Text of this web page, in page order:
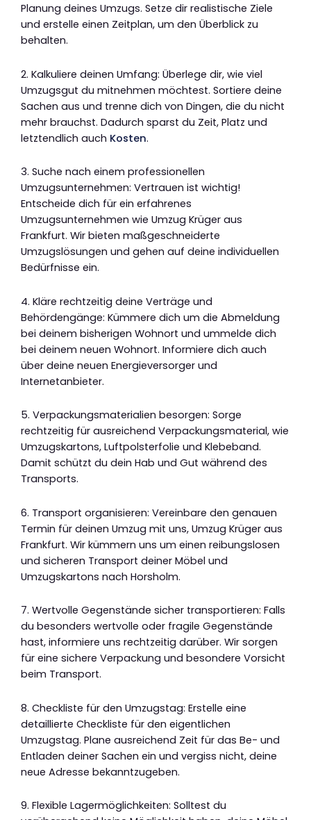
Planung deines Umzugs. Setze dir realistische Ziele
und erstelle einen Zeitplan, um den Überblick zu
behalten.
2. Kalkuliere deinen Umfang: Überlege dir, wie viel
Umzugsgut du mitnehmen möchtest. Sortiere deine
Sachen aus und trenne dich von Dingen, die du nicht
mehr brauchst. Dadurch sparst du Zeit, Platz und
letztendlich auch Kosten.
3. Suche nach einem professionellen
Umzugsunternehmen: Vertrauen ist wichtig!
Entscheide dich für ein erfahrenes
Umzugsunternehmen wie Umzug Krüger aus
Frankfurt. Wir bieten maßgeschneiderte
Umzugslösungen und gehen auf deine individuellen
Bedürfnisse ein.
4. Kläre rechtzeitig deine Verträge und
Behördengänge: Kümmere dich um die Abmeldung
bei deinem bisherigen Wohnort und ummelde dich
bei deinem neuen Wohnort. Informiere dich auch
über deine neuen Energieversorger und
Internetanbieter.
5. Verpackungsmaterialien besorgen: Sorge
rechtzeitig für ausreichend Verpackungsmaterial, wie
Umzugskartons, Luftpolsterfolie und Klebeband.
Damit schützt du dein Hab und Gut während des
Transports.
6. Transport organisieren: Vereinbare den genauen
Termin für deinen Umzug mit uns, Umzug Krüger aus
Frankfurt. Wir kümmern uns um einen reibungslosen
und sicheren Transport deiner Möbel und
Umzugskartons nach Horsholm.
7. Wertvolle Gegenstände sicher transportieren: Falls
du besonders wertvolle oder fragile Gegenstände
hast, informiere uns rechtzeitig darüber. Wir sorgen
für eine sichere Verpackung und besondere Vorsicht
beim Transport.
8. Checkliste für den Umzugstag: Erstelle eine
detaillierte Checkliste für den eigentlichen
Umzugstag. Plane ausreichend Zeit für das Be- und
Entladen deiner Sachen ein und vergiss nicht, deine
neue Adresse bekanntzugeben.
9. Flexible Lagermöglichkeiten: Solltest du